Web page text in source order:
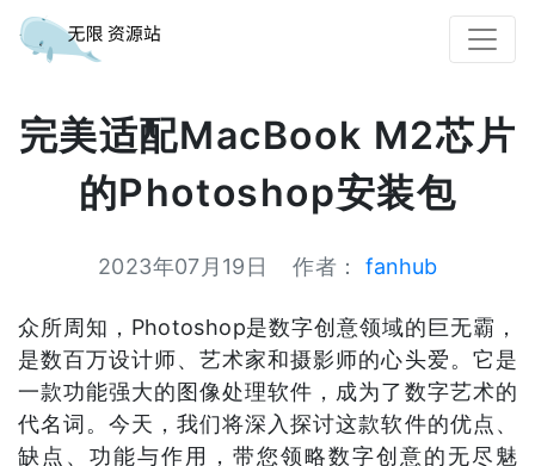
完美适配MacBook M2芯片
的Photoshop安装包
2023年07月19日 作者： fanhub
众所周知，Photoshop是数字创意领域的巨无霸，
是数百万设计师、艺术家和摄影师的心头爱。它是
一款功能强大的图像处理软件，成为了数字艺术的
代名词。今天，我们将深入探讨这款软件的优点、
缺点、功能与作用，带您领略数字创意的无尽魅